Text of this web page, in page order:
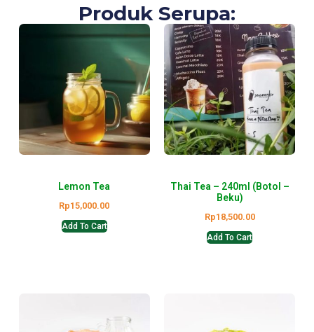
Produk Serupa:
Lemon Tea
Rp15,000.00
Add To Cart
Thai Tea – 240ml (Botol –
Beku)
Rp18,500.00
Add To Cart